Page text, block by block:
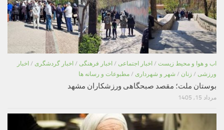
اب و هوا و محیط زیست / اخبار اجتماعی / اخبار فرهنگی / اخبار گردشگری / اخبار
ورزشی / زنان / شهر و شهرداری / مطبوعات و رسانه ها
بوستان ملت؛ مقصد صبحگاهی ورزشکاران مشهد
مرداد 15, 1405